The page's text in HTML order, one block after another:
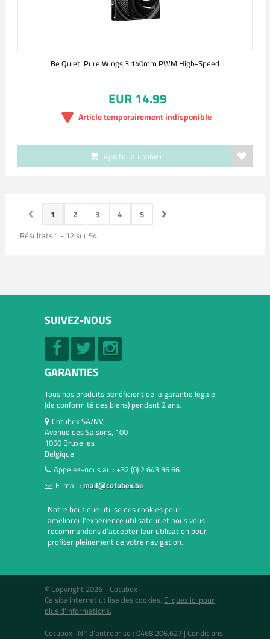
Be Quiet! Pure Wings 3 140mm PWM High-Speed
EUR 14.99
Article temporairement indisponible
Ajouter au panier
1 2 3 4
5
Résultats 1 - 12 sur 54.
SUIVEZ-NOUS
GARANTIES
Tous nos produits bénéficient de la garantie légale
(de conformité des biens) pendant 2 ans.
Cotubex SA/NV,
Avenue des Saisons, 100
1050 Bruxelles
Belgique
Appelez-nous au : +32 (0) 2 643 36 66
E-mail : mail@cotubex.be
Notre boutique utilise des cookies pour
améliorer l’expérience utilisateur et nous vous
recommandons d’accepter leur utilisation pour
profiter pleinement de votre navigation.
© Copyright 2026 - Cotubex
Ce site internet utilise des cookies. Cliquez ici pour
plus d'informations.
Cotubex | N° d'entreprise : 0468.206.627 | Conditions